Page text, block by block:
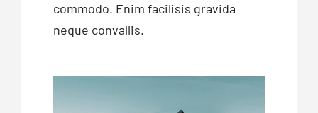
commodo. Enim facilisis gravida
neque convallis.